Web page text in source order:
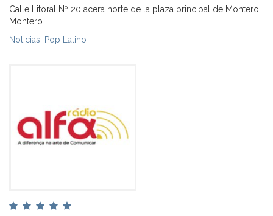
Calle Litoral Nº 20 acera norte de la plaza principal de Montero,
Montero
Noticias Pop Latino